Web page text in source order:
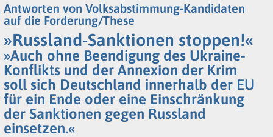
Antworten von Volksabstimmung-Kandidaten
auf die Forderung/These
»Russland-Sanktionen stoppen!«
»Auch ohne Beendigung des Ukraine-
Konflikts und der Annexion der Krim
soll sich Deutschland innerhalb der EU
für ein Ende oder eine Einschränkung
der Sanktionen gegen Russland
einsetzen.«